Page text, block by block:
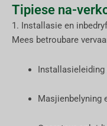
Tipiese na-
1. Installasie en
Mees betroubare
Masjienbelyning